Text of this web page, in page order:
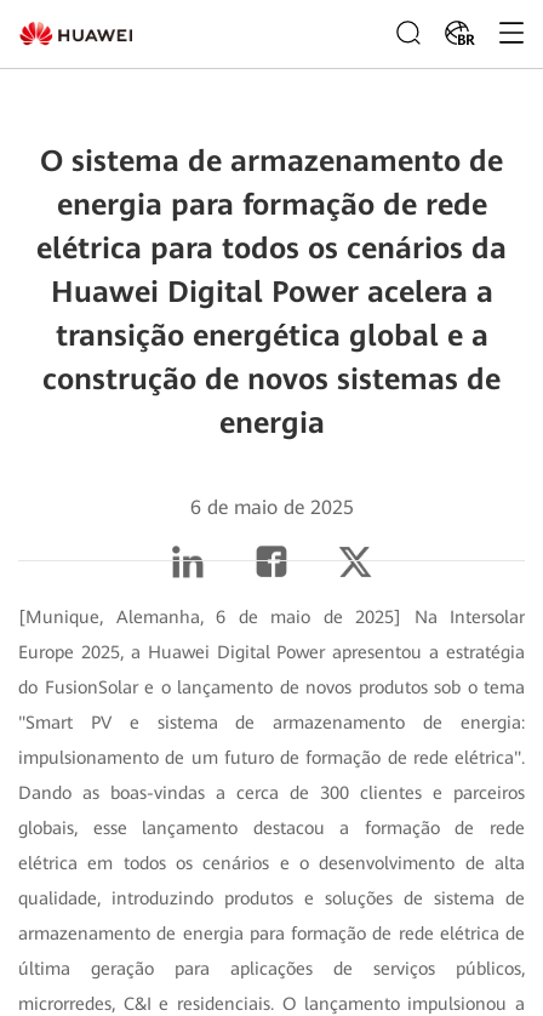
BR
O sistema de armazenamento de
energia para formação de rede
elétrica para todos os cenários da
Huawei Digital Power acelera a
transição energética global e a
construção de novos sistemas de
energia
6 de maio de 2025
[Munique, Alemanha, 6 de maio de 2025] Na Intersolar
Europe 2025, a Huawei Digital Power apresentou a estratégia
do FusionSolar e o lançamento de novos produtos sob o tema
"Smart PV e sistema de armazenamento de energia:
impulsionamento de um futuro de formação de rede elétrica".
Dando as boas-vindas a cerca de 300 clientes e parceiros
globais, esse lançamento destacou a formação de rede
elétrica em todos os cenários e o desenvolvimento de alta
qualidade, introduzindo produtos e soluções de sistema de
armazenamento de energia para formação de rede elétrica de
última geração para aplicações de serviços públicos,
microrredes, C&I e residenciais. O lançamento impulsionou a